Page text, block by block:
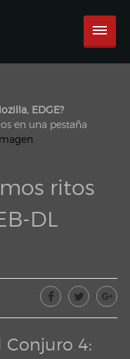
EDGE?
en una pestaña
ritos
DL
4: